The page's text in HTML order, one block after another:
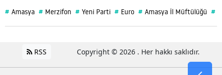
# Amasya # Merzifon # Yeni Parti # Euro # Amasya İl Müftülüğü #
RSS Copyright © 2026 . Her hakkı saklıdır.